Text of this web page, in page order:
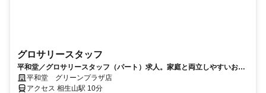
グロサリースタッフ
平和堂／グロサリースタッフ（パート）求人。家庭と両立しやすいお仕
事です。
平和堂 グリーンプラザ店
アクセス 相生山駅 10分